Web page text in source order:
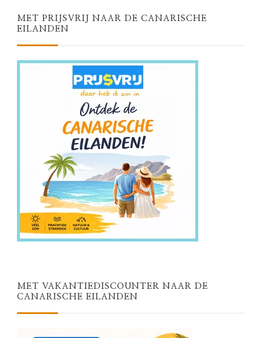
MET PRIJSVRIJ NAAR DE CANARISCHE
EILANDEN
MET VAKANTIEDISCOUNTER NAAR DE
CANARISCHE EILANDEN